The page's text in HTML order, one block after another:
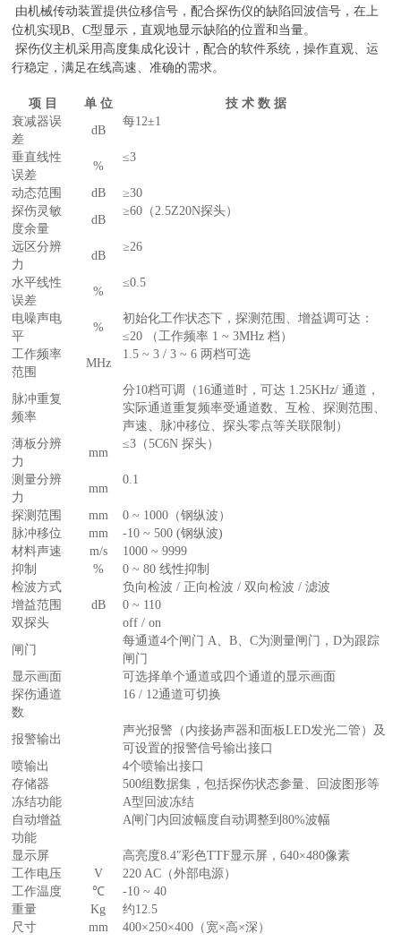
由机械传动装置提供位移信号，配合探伤仪的缺陷回波信号，在上
位机实现B、C型显示，直观地显示缺陷的位置和当量。
探伤仪主机采用高度集成化设计，配合的软件系统，操作直观、运
行稳定，满足在线高速、准确的需求。
项 目 单 位 技 术 数 据
衰减器误
差
dB
每12±1
垂直线性
误差
%
≤3
动态范围 dB
≥30
探伤灵敏
度余量
dB
≥60（2.5Z20N探头）
远区分辨
力
dB
≥26
水平线性
误差
%
≤0.5
电噪声电
平
%
初始化工作状态下，探测范围、增益调可达：
≤20 （工作频率 1 ~ 3MHz 档）
工作频率
范围
MHz
1.5 ~ 3 / 3 ~ 6 两档可选
脉冲重复
频率
分10档可调（16通道时，可达 1.25KHz/ 通道，
实际通道重复频率受通道数、互检、探测范围、
声速、脉冲移位、探头零点等关联限制）
薄板分辨
力
mm
≤3（5C6N 探头）
测量分辨
力
mm
0.1
探测范围 mm
0 ~ 1000（钢纵波）
脉冲移位
mm
-10 ~ 500 (钢纵波)
材料声速
m/s
1000 ~ 9999
抑制
%
0 ~ 80 线性抑制
检波方式
负向检波 / 正向检波 / 双向检波 / 滤波
增益范围
dB
0 ~ 110
双探头
off / on
闸门
每通道4个闸门 A、B、C为测量闸门，D为跟踪
闸门
显示画面
可选择单个通道或四个通道的显示画面
探伤通道
数
16 / 12通道可切换
报警输出
声光报警（内接扬声器和面板LED发光二管）及
可设置的报警信号输出接口
喷输出
4个喷输出接口
存储器
500组数据集，包括探伤状态参量、回波图形等
冻结功能
A型回波冻结
自动增益
功能
A闸门内回波幅度自动调整到80%波幅
显示屏
高亮度8.4″彩色TTF显示屏，640×480像素
工作电压
V
220 AC（外部电源）
工作温度
℃
-10 ~ 40
重量
Kg
约12.5
尺寸
mm 400×250×400（宽×高×深）